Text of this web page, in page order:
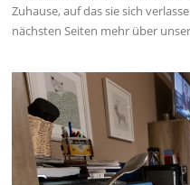
Zuhause, auf das sie sich
nächsten Seiten mehr über